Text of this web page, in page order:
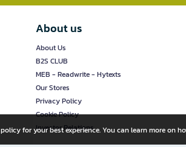
About us
About Us
B2S CLUB
MEB - Readwrite - Hytexts
Our Stores
Privacy Policy
Cookie Policy
Investor Relations
for your best experience. You can learn more on